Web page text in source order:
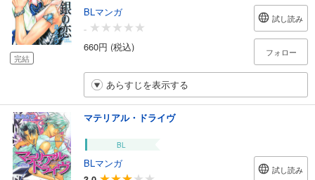
完結
BLマンガ
-
660円 (税込)
試し読み
フォロー
あらすじを表示する
マテリアル・ドライヴ
BL
BLマンガ
試し読み